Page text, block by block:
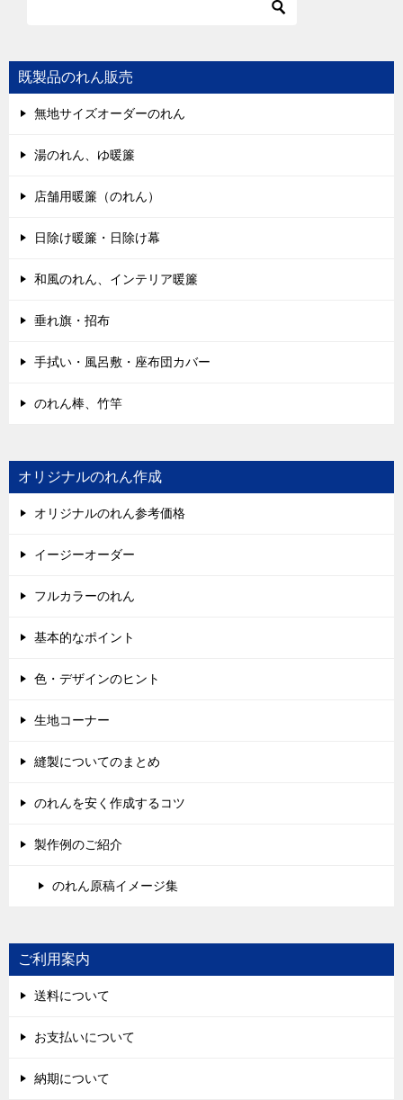
既製品のれん販売
無地サイズオーダーのれん
湯のれん、ゆ暖簾
店舗用暖簾（のれん）
日除け暖簾・日除け幕
和風のれん、インテリア暖簾
垂れ旗・招布
手拭い・風呂敷・座布団カバー
のれん棒、竹竿
オリジナルのれん作成
オリジナルのれん参考価格
イージーオーダー
フルカラーのれん
基本的なポイント
色・デザインのヒント
生地コーナー
縫製についてのまとめ
のれんを安く作成するコツ
製作例のご紹介
のれん原稿イメージ集
ご利用案内
送料について
お支払いについて
納期について